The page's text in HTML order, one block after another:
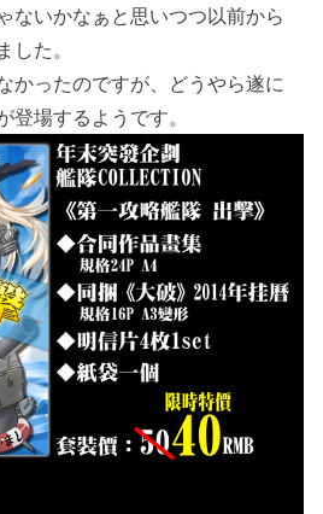
ないかなぁと思いつつ以前から
した。
かったのですが、どうやら遂に
登場するようです。